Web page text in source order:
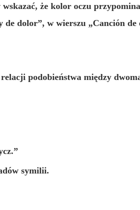
wskazać, że kolor oczu
de dolor”, w wierszu „Canción
podobieństwa między
symilii.